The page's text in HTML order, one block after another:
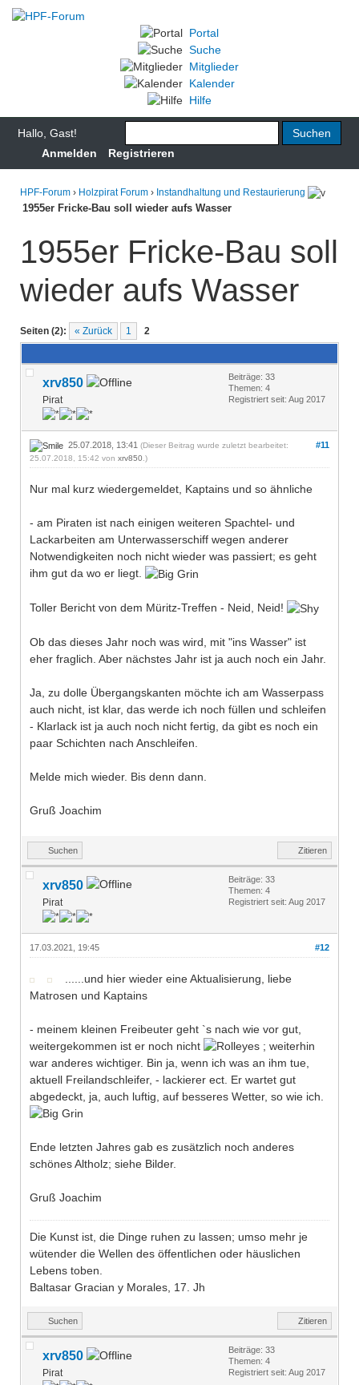
Portal
Suche
Mitglieder
Kalender
Hilfe
Hallo, Gast!
Anmelden
Registrieren
HPF-Forum › Holzpirat Forum › Instandhaltung und Restaurierung
1955er Fricke-Bau soll wieder aufs Wasser
1955er Fricke-Bau soll
wieder aufs Wasser
Seiten (2): « Zurück 1 2
xrv850
Pirat
Beiträge: 33
Themen: 4
Registriert seit: Aug 2017
#11
25.07.2018, 13:41 (Dieser Beitrag wurde zuletzt bearbeitet:
25.07.2018, 15:42 von xrv850 .)
Nur mal kurz wiedergemeldet, Kaptains und so ähnliche
- am Piraten ist nach einigen weiteren Spachtel- und
Lackarbeiten am Unterwasserschiff wegen anderer
Notwendigkeiten noch nicht wieder was passiert; es geht
ihm gut da wo er liegt.
Toller Bericht von dem Müritz-Treffen - Neid, Neid!
Ob das dieses Jahr noch was wird, mit "ins Wasser" ist
eher fraglich. Aber nächstes Jahr ist ja auch noch ein Jahr.
Ja, zu dolle Übergangskanten möchte ich am Wasserpass
auch nicht, ist klar, das werde ich noch füllen und schleifen
- Klarlack ist ja auch noch nicht fertig, da gibt es noch ein
paar Schichten nach Anschleifen.
Melde mich wieder. Bis denn dann.
Gruß Joachim
Suchen Zitieren
xrv850
Pirat
Beiträge: 33
Themen: 4
Registriert seit: Aug 2017
#12
17.03.2021, 19:45
......und hier wieder eine Aktualisierung, liebe
Matrosen und Kaptains
- meinem kleinen Freibeuter geht `s nach wie vor gut,
weitergekommen ist er noch nicht
; weiterhin
war anderes wichtiger. Bin ja, wenn ich was an ihm tue,
aktuell Freilandschleifer, - lackierer ect. Er wartet gut
abgedeckt, ja, auch luftig, auf besseres Wetter, so wie ich.
Ende letzten Jahres gab es zusätzlich noch anderes
schönes Altholz; siehe Bilder.
Gruß Joachim
Die Kunst ist, die Dinge ruhen zu lassen; umso mehr je
wütender die Wellen des öffentlichen oder häuslichen
Lebens toben.
Baltasar Gracian y Morales, 17. Jh
Suchen Zitieren
xrv850
Pirat
Beiträge: 33
Themen: 4
Registriert seit: Aug 2017